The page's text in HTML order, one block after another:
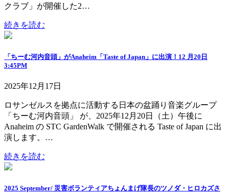
クラブ」が開催した2…
続きを読む
「ちーむ河内音頭」がAnaheim「Taste of Japan」に出演！12 月20日
3:45PM
2025年12月17日
ロサンゼルスを拠点に活動する日本の盆踊り音楽グループ
「ちーむ河内音頭」 が、2025年12月20日（土）午後に
Anaheim の STC GardenWalk で開催される Taste of Japan に出
演します。…
続きを読む
2025 September/ 災害ボランティアちょんまげ隊長のツノダ・ヒロカズさ